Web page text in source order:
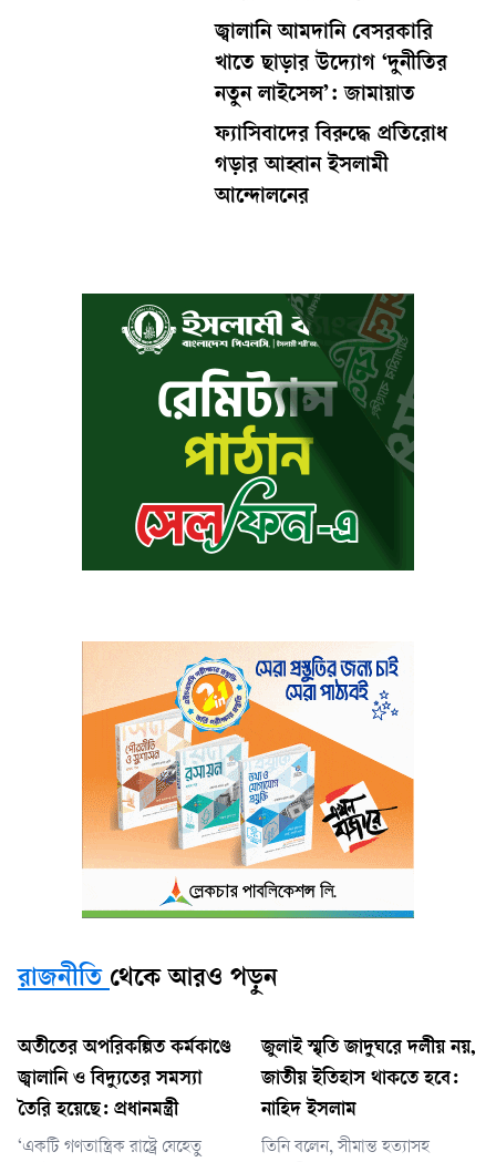
জ্বালানি আমদানি বেসরকারি
খাতে ছাড়ার উদ্যোগ ‘দুনীতির
নতুন লাইসেন্স’: জামায়াত
ফ্যাসিবাদের বিরুদ্ধে প্রতিরোধ
গড়ার আহ্বান ইসলামী
আন্দোলনের
রাজনীতি থেকে আরও পড়ুন
অতীতের অপরিকল্পিত কর্মকাণ্ডে
জ্বালানি ও বিদ্যুতের সমস্যা
তৈরি হয়েছে: প্রধানমন্ত্রী
‘একটি গণতান্ত্রিক রাষ্ট্রে যেহেতু
জুলাই স্মৃতি জাদুঘরে দলীয় নয়,
জাতীয় ইতিহাস থাকতে হবে:
নাহিদ ইসলাম
তিনি বলেন, সীমান্ত হত্যাসহ